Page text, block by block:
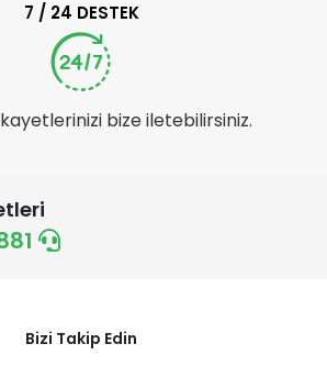
7 / 24 DESTEK
bize iletebilirsiniz.
Bizi Takip Edin